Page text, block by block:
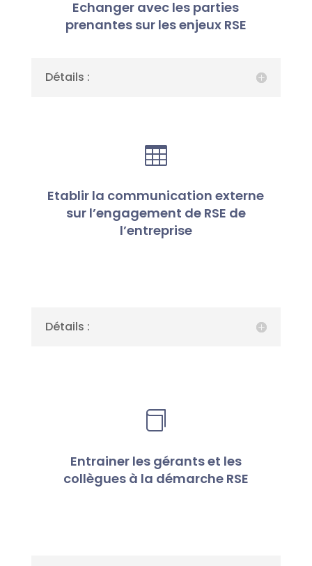
Echanger avec les parties
prenantes sur les enjeux RSE
Détails :

Etablir la communication externe
sur l’engagement de RSE de
l’entreprise
Détails :

Entrainer les gérants et les
collègues à la démarche RSE